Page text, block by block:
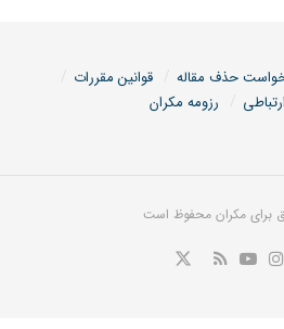
حذف مقاله
قوانین مقررات
رزومه مکران
برای مکران محفوظ است